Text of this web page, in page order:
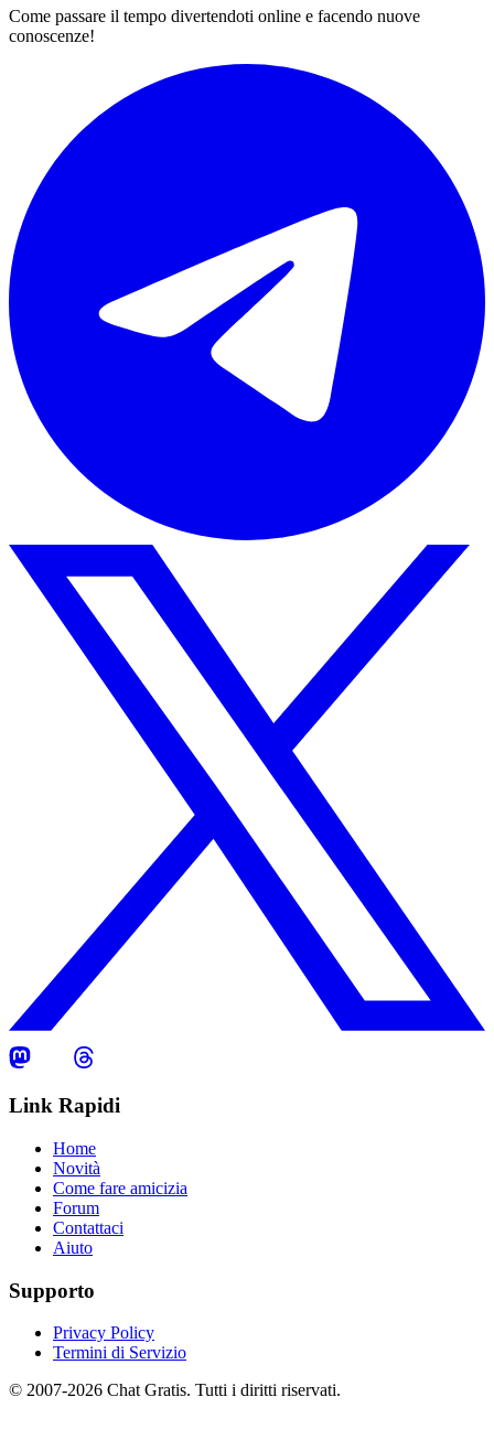
Come passare il tempo divertendoti online e facendo nuove
conoscenze!
Link Rapidi
Home
Novità
Come fare amicizia
Forum
Contattaci
Aiuto
Supporto
Privacy Policy
Termini di Servizio
© 2007-2026 Chat Gratis. Tutti i diritti riservati.